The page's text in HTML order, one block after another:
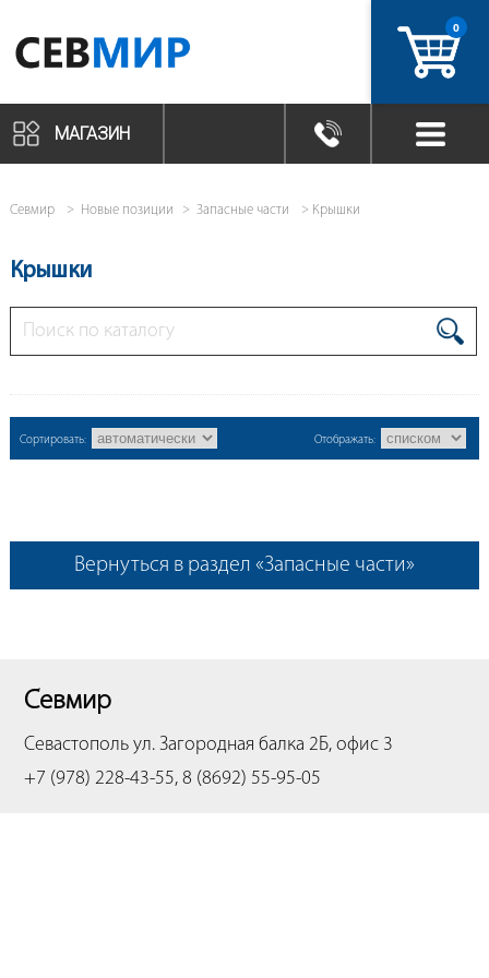
0
МАГАЗИН
Севмир Новые позиции Запасные части Крышки
Крышки
Сортировать: Отображать:
Вернуться в раздел «Запасные части»
Севмир
Севастополь ул. Загородная балка 2Б, офис 3
+7 (978) 228-43-55, 8 (8692) 55-95-05